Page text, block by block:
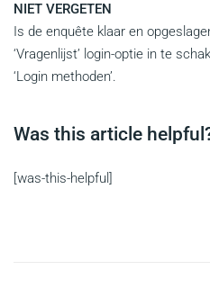
NIET VERGETEN
Is de enquête klaar en
‘Vragenlijst’ login-optie in te
‘Login methoden’.
Was this article
[was-this-helpful]